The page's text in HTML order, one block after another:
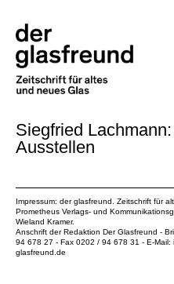
Siegfried
Ausstellen
Impressum: der glasfreund. Zeitschrift für
Prometheus Verlags- und
Wieland Kramer.
Anschrift der Redaktion Der Glasfreund -
94 678 27 - Fax 0202 / 94 678 31 - E-Mail:
glasfreund.de